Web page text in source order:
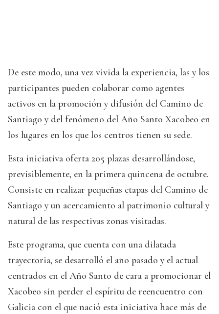
De este modo, una vez vivida la experiencia, las y los
participantes pueden colaborar como agentes
activos en la promoción y difusión del Camino de
Santiago y del fenómeno del Año Santo Xacobeo en
los lugares en los que los centros tienen su sede.
Esta iniciativa oferta 205 plazas desarrollándose,
previsiblemente, en la primera quincena de octubre.
Consiste en realizar pequeñas etapas del Camino de
Santiago y un acercamiento al patrimonio cultural y
natural de las respectivas zonas visitadas.
Este programa, que cuenta con una dilatada
trayectoria, se desarrolló el año pasado y el actual
centrados en el Año Santo de cara a promocionar el
Xacobeo sin perder el espíritu de reencuentro con
Galicia con el que nació esta iniciativa hace más de